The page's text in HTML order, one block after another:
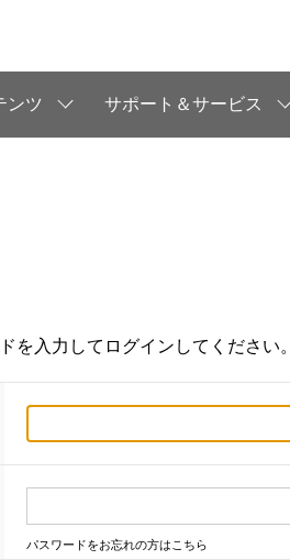
ンツ サポート＆サービス
を入力してログインしてください。
パスワードをお忘れの方はこちら